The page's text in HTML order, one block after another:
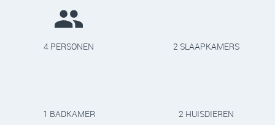
4 PERSONEN 2 SLAAPKAMERS
1 BADKAMER 2 HUISDIEREN